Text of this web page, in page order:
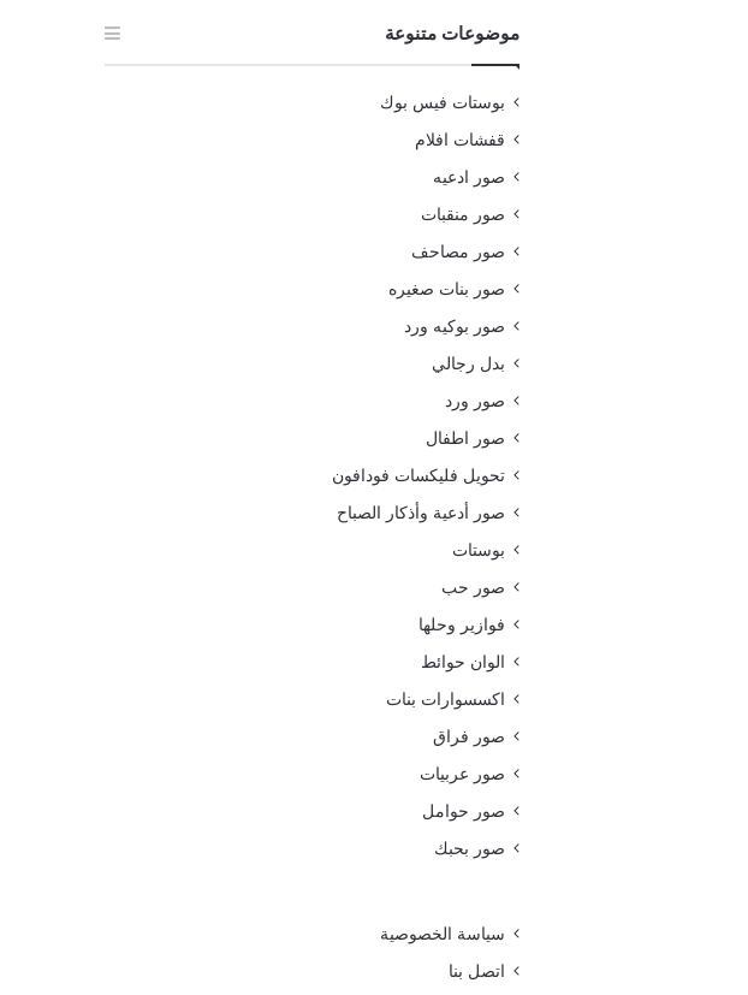
موضوعات متنوعة
بوستات فيس بوك
قفشات افلام
صور ادعيه
صور منقبات
صور مصاحف
صور بنات صغيره
صور بوكيه ورد
بدل رجالي
صور ورد
صور اطفال
تحويل فليكسات فودافون
صور أدعية وأذكار الصباح
بوستات
صور حب
فوازير وحلها
الوان حوائط
اكسسوارات بنات
صور فراق
صور عربيات
صور حوامل
صور بحبك
سياسة الخصوصية
اتصل بنا